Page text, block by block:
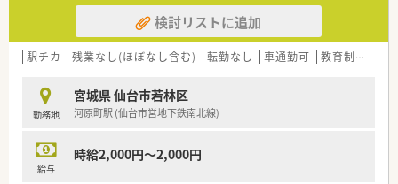
【想定されるキャリアイメージ】
■多様な診療科目の処方箋を取り扱うため、薬剤師としての幅広
い専門知識を着実に習得できます。
なるスキルアップを目指せます。
■経験を重ねることで店舗の中心的な存在となり、後輩の指導や
管理業務への挑戦も可能です。
検討リストに追加
駅チカ 残業なし(ほぼなし含む) 転勤なし 車通勤可 教育制度あり
勤務地
宮城県 仙台市若林区
河原町駅 (仙台市営地下鉄南北線)
給与
時給2,000円～2,000円